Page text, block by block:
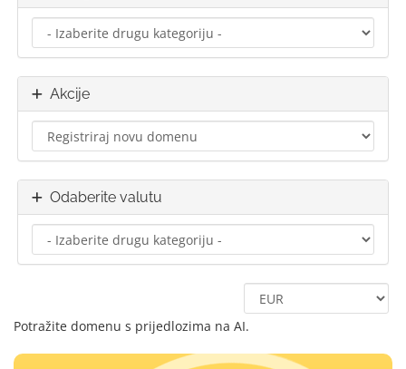
Akcije
Odaberite valutu
Potražite domenu s prijedlozima na AI.